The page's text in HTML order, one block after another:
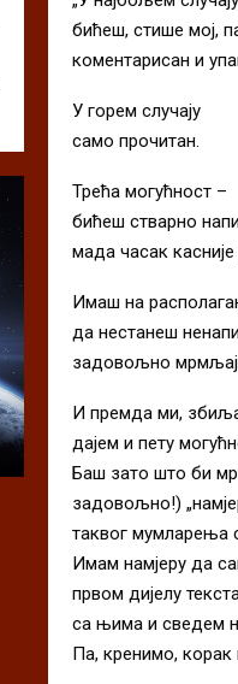
бићеш, стише мој,
коментарисан и
У горем случају
само прочитан.
Трећа могућност –
бићеш стварно
мада часак
Имаш на
да нестанеш
задовољно
И премда ми, збиља,
дајем и пету
Баш зато што би
задовољно!)
таквог мумларења
Имам намјеру да
првом дијелу
са њима и сведем
Па, кренимо, корак